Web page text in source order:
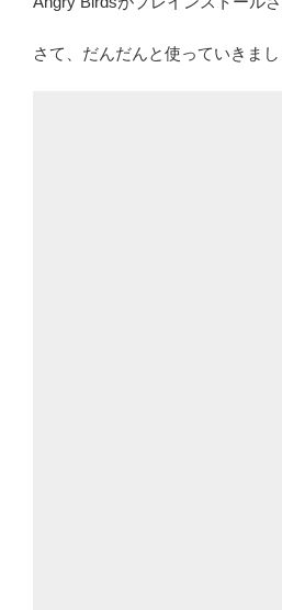
さて、だんだんと使っていきまし